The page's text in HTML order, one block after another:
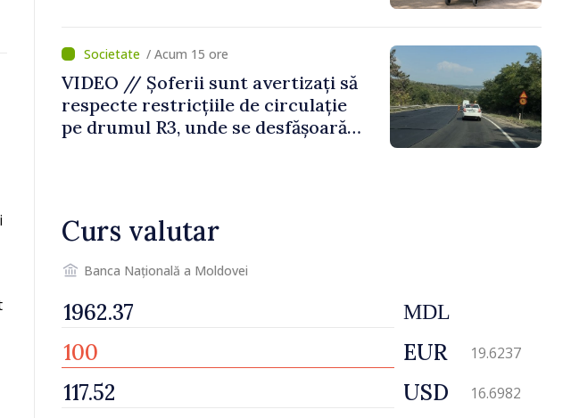
/ Acum 15 ore
VIDEO // Șoferii sunt avertizați să
respecte restricțiile de circulație
pe drumul R3, unde se desfășoară
Curs valutar
Banca Națională a Moldovei
MDL
EUR 19.6237
USD 16.6982